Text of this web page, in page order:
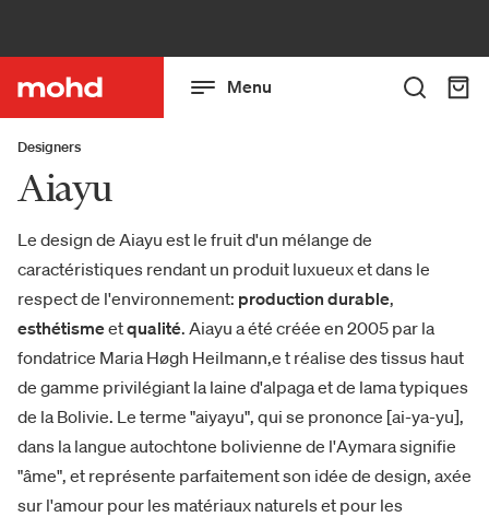
Menu
Designers
Aiayu
Le design de Aiayu est le fruit d'un mélange de
caractéristiques rendant un produit luxueux et dans le
respect de l'environnement: production durable,
esthétismeetqualité. Aiayu a été créée en 2005 par la
fondatrice Maria Høgh Heilmann,e t réalise des tissus haut
de gamme privilégiant la laine d'alpaga et de lama typiques
de la Bolivie. Le terme "aiyayu", qui se prononce [ai-ya-yu],
dans la langue autochtone bolivienne de l'Aymara signifie
"âme", et représente parfaitement son idée de design, axée
sur l'amour pour les matériaux naturels et pour les